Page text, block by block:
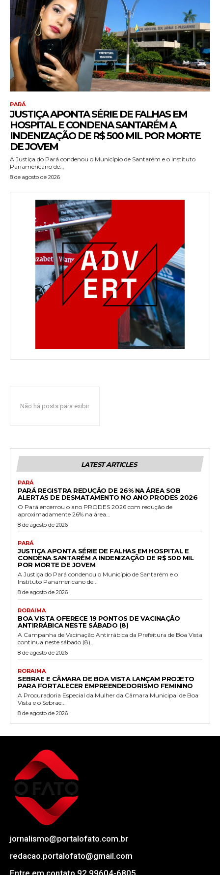
PARÁ
JUSTIÇA APONTA SÉRIE DE FALHAS EM
HOSPITAL E CONDENA SANTARÉM A
INDENIZAÇÃO DE R$ 500 MIL POR MORTE
DE JOVEM
A Justiça do Pará condenou o Município de Santarém e o Instituto
Panamericano de...
8 de agosto de 2026
Não há posts para exibir
LATEST ARTICLES
PARÁ
PARÁ REGISTRA REDUÇÃO DE 26% NA ÁREA SOB
ALERTAS DE DESMATAMENTO NO ANO PRODES 2026
O Pará encerrou o ano PRODES 2026 com redução de
aproximadamente 26% na área...
8 de agosto de 2026
PARÁ
JUSTIÇA APONTA SÉRIE DE FALHAS EM HOSPITAL E
CONDENA SANTARÉM A INDENIZAÇÃO DE R$ 500 MIL
POR MORTE DE JOVEM
A Justiça do Pará condenou o Município de Santarém e o
Instituto Panamericano de...
8 de agosto de 2026
RORAIMA
BOA VISTA OFERECE 19 PONTOS DE VACINAÇÃO
ANTIRRÁBICA NESTE SÁBADO (8)
A Campanha de Vacinação Antirrábica da Prefeitura de Boa Vista
continua neste sábado (8)...
8 de agosto de 2026
RORAIMA
SEBRAE E CÂMARA DE BOA VISTA LANÇAM PROJETO
PARA FORTALECER EMPREENDEDORISMO FEMININO
A Procuradoria Especial da Mulher da Câmara Municipal de Boa
Vista e o Sebrae...
8 de agosto de 2026
jornalismo@portalofato.com.br
redacao.portalofato@gmail.com